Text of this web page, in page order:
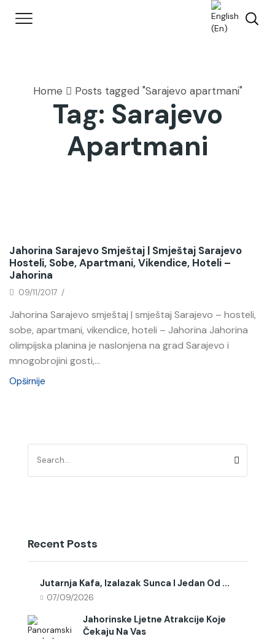
Home Posts tagged "Sarajevo apartmani"
Tag: Sarajevo
Apartmani
Jahorina Sarajevo Smještaj | Smještaj Sarajevo
Hosteli, Sobe, Apartmani, Vikendice, Hoteli –
Jahorina
09/11/2017 /
Jahorina Sarajevo smještaj | smještaj Sarajevo – hosteli,
sobe, apartmani, vikendice, hoteli – Jahorina Jahorina
olimpijska planina je naslonjena na grad Sarajevo i
mnogobrojini gosti,...
Opširnije
Recent Posts
Jutarnja Kafa, Izalazak Sunca I Jedan Od ...
07/09/2026
Jahorinske Ljetne Atrakcije Koje
Čekaju Na Vas